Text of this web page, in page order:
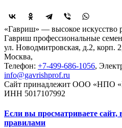
«Гавриш» — высокое искусство
Гавриш профессиональные
ул. Новодмитровская, д.2, корп.
Москва,
Телефон: +7-499-686-1056,
info@gavrishprof.ru
Сайт принадлежит ООО «НПО
ИНН 5017107992
Если вы просматриваете сайт,
правилами